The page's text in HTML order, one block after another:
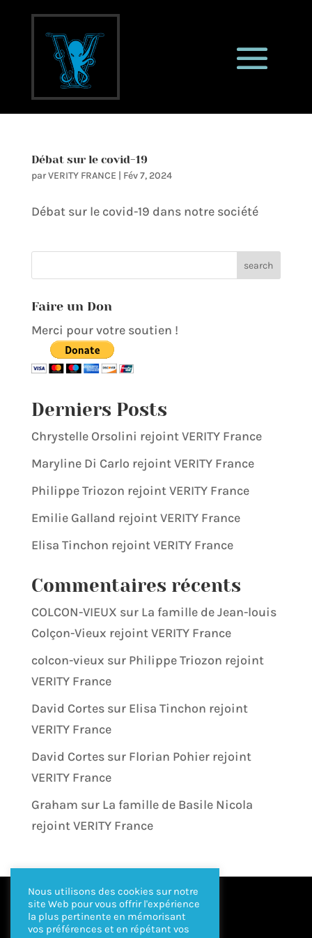
Débat sur le covid-19
parVERITY FRANCE | Fév 7, 2024
Débat sur le covid-19 dans notre société
search
Faire un Don
Merci pour votre soutien !
Derniers Posts
Chrystelle Orsolini rejoint VERITY France
Maryline Di Carlo rejoint VERITY France
Philippe Triozon rejoint VERITY France
Emilie Galland rejoint VERITY France
Elisa Tinchon rejoint VERITY France
Commentaires récents
COLCON-VIEUX sur La famille de Jean-louis
Colçon-Vieux rejoint VERITY France
colcon-vieux sur Philippe Triozon rejoint
VERITY France
David Cortessur Elisa Tinchon rejoint
VERITY France
David Cortessur Florian Pohier rejoint
VERITY France
Graham sur La famille de Basile Nicola
rejoint VERITY France
Nous utilisons des cookies sur notre
site Web pour vous offrir l'expérience
la plus pertinente en mémorisant
vos préférences et en répétant vos